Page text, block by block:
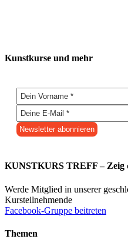
Kunstkurse und mehr
KUNSTKURS TREFF – Zeig
Werde Mitglied in unserer
Kursteilnehmende
Facebook-Gruppe beitreten
Themen